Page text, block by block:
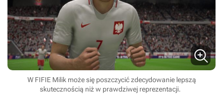
W FIFIE Milik może się poszczycić zdecydowanie lepszą
skutecznością niż w prawdziwej reprezentacji.